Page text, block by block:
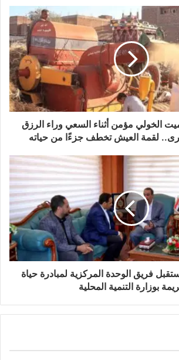
الخولي مؤمن أثناء السعي وراء الرزق
لقمة العيش تخطف جزءًا من حياته
فريق الوحدة المركزية لمبادرة حياة
بوزارة التنمية المحلية